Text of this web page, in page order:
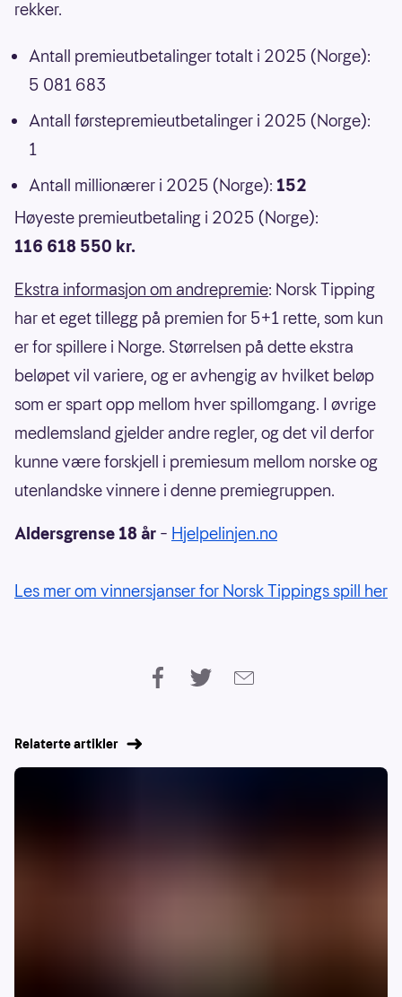
rekker.
Antall premieutbetalinger totalt i 2025 (Norge):
5 081 683
Antall førstepremieutbetalinger i 2025 (Norge):
1
Antall millionærer i 2025 (Norge): 152
Høyeste premieutbetaling i 2025 (Norge):
116 618 550 kr.
Ekstra informasjon om andrepremie: Norsk Tipping
har et eget tillegg på premien for 5+1 rette, som kun
er for spillere i Norge. Størrelsen på dette ekstra
beløpet vil variere, og er avhengig av hvilket beløp
som er spart opp mellom hver spillomgang. I øvrige
medlemsland gjelder andre regler, og det vil derfor
kunne være forskjell i premiesum mellom norske og
utenlandske vinnere i denne premiegruppen.
Aldersgrense 18 år – Hjelpelinjen.no
Les mer om vinnersjanser for Norsk Tippings spill her
Relaterte artikler